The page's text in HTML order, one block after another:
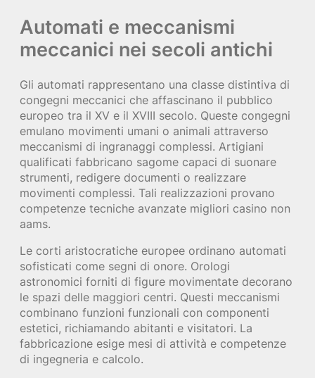
Automati e meccanismi
meccanici nei secoli antichi
Gli automati rappresentano una classe distintiva di
congegni meccanici che affascinano il pubblico
europeo tra il XV e il XVIII secolo. Queste congegni
emulano movimenti umani o animali attraverso
meccanismi di ingranaggi complessi. Artigiani
qualificati fabbricano sagome capaci di suonare
strumenti, redigere documenti o realizzare
movimenti complessi. Tali realizzazioni provano
competenze tecniche avanzate migliori casino non
aams.
Le corti aristocratiche europee ordinano automati
sofisticati come segni di onore. Orologi
astronomici forniti di figure movimentate decorano
le spazi delle maggiori centri. Questi meccanismi
combinano funzioni funzionali con componenti
estetici, richiamando abitanti e visitatori. La
fabbricazione esige mesi di attività e competenze
di ingegneria e calcolo.